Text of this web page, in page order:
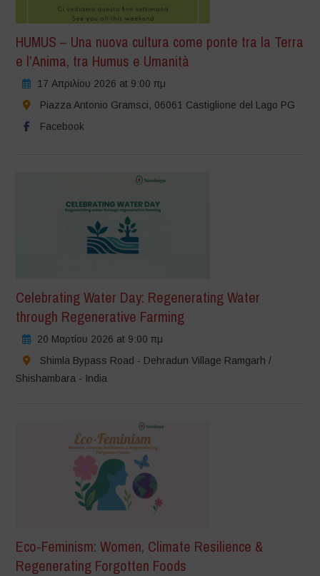
HUMUS – Una nuova cultura come ponte tra la Terra
e l’Anima, tra Humus e Umanità
17 Απριλίου 2026 at 9:00 πμ
Piazza Antonio Gramsci, 06061 Castiglione del Lago PG
Facebook
Celebrating Water Day: Regenerating Water
through Regenerative Farming
20 Μαρτίου 2026 at 9:00 πμ
Shimla Bypass Road - Dehradun Village Ramgarh /
Shishambara - India
Eco-Feminism: Women, Climate Resilience &
Regenerating Forgotten Foods